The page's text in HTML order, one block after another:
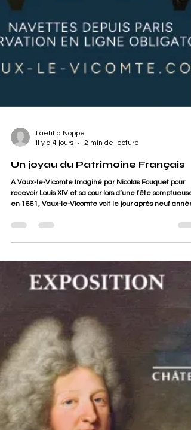
il y a 4 jours
2 min de lecture
Un joyau du Patrimoine Français
A Vaux-le-Vicomte Imaginé par Nicolas Fouquet pour
en 1661, Vaux-le-Vicomte voit le jour après neuf
temps : architectes, paysagistes, peintres et fontainiers,
éclatants symboles du faste et des excès du Grand
Siècle. Palais d’une centaine de pièces, ja